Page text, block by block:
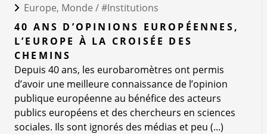
Europe, Monde /#Institutions
40 ANS D’OPINIONS EUROPÉENNES,
L’EUROPE À LA CROISÉE DES
CHEMINS
Depuis 40 ans, les eurobaromètres ont permis
d’avoir une meilleure connaissance de l’opinion
publique européenne au bénéfice des acteurs
publics européens et des chercheurs en sciences
sociales. Ils sont ignorés des médias et peu (...)